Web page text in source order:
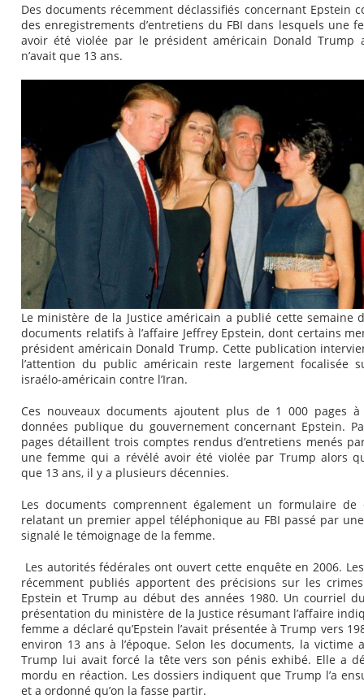
Des documents récemment déclassifiés concernant Epstein
des enregistrements d’entretiens du FBI dans lesquels une
avoir été violée par le président américain Donald Trump
n’avait que 13 ans.
Le ministère de la Justice américain a publié cette semaine
documents relatifs à l’affaire Jeffrey Epstein, dont certains
président américain Donald Trump. Cette publication
l’attention du public américain reste largement focalisée
israélo-américain contre l’Iran.
Ces nouveaux documents ajoutent plus de 1 000 pages
données publique du gouvernement concernant Epstein.
pages détaillent trois comptes rendus d’entretiens menés
une femme qui a révélé avoir été violée par Trump alors
que 13 ans, il y a plusieurs décennies.
Les documents comprennent également un formulaire de
relatant un premier appel téléphonique au FBI passé par
signalé le témoignage de la femme.
Les autorités fédérales ont ouvert cette enquête en 2006.
récemment publiés apportent des précisions sur les
Epstein et Trump au début des années 1980. Un courriel
présentation du ministère de la Justice résumant l’affaire
femme a déclaré qu’Epstein l’avait présentée à Trump vers
environ 13 ans à l’époque. Selon les documents, la victime
Trump lui avait forcé la tête vers son pénis exhibé. Elle a
mordu en réaction. Les dossiers indiquent que Trump l’a
et a ordonné qu’on la fasse partir.